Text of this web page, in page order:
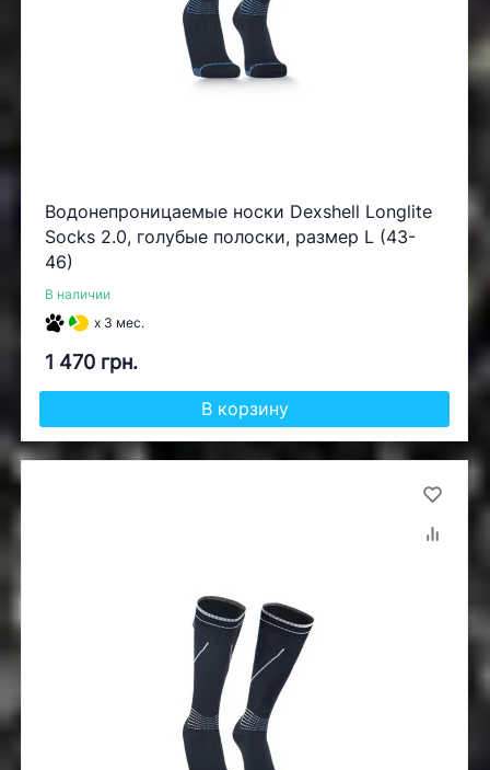
Водонепроницаемые носки Dexshell Longlite
Socks 2.0, голубые полоски, размер L (43-
46)
В наличии
x 3 мес.
1 470 грн.
В корзину